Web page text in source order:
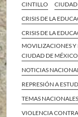
CINTILLO
CRISIS DE LA
CRISIS DE LA
MOVILIZACIONES Y
CIUDAD DE MÉXICO
NOTICIAS
REPRESIÓN A
TEMAS NACIONALES
VIOLENCIA